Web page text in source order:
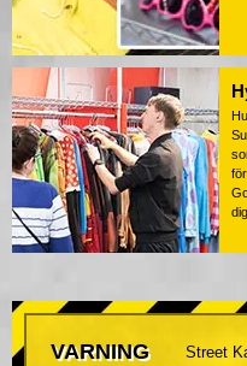
VARNING
Street